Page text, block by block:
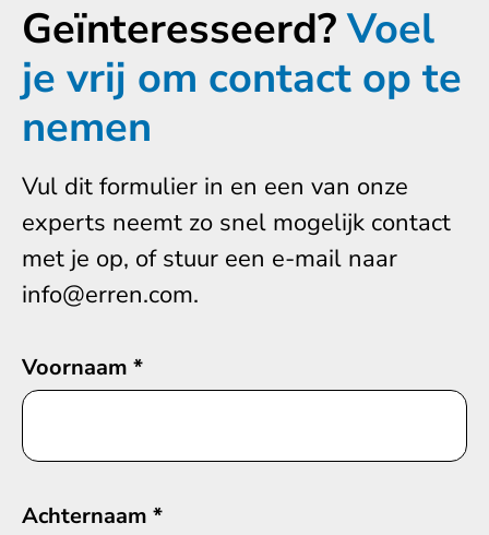
Geïnteresseerd?Voel
je vrij om contact op te
nemen
Vul dit formulier in en een van onze
experts neemt zo snel mogelijk contact
met je op, of stuur een e-mail naar
info@erren.com.
Voornaam *
Achternaam *